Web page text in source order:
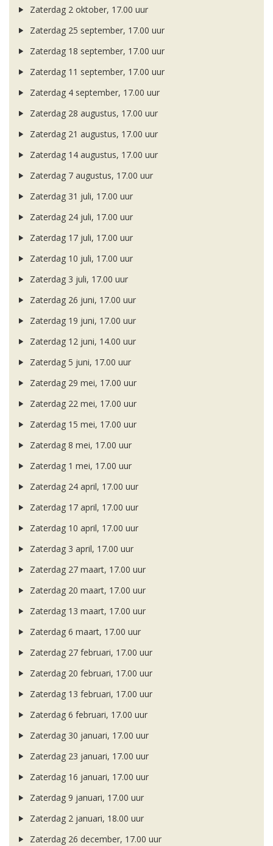
Zaterdag 2 oktober, 17.00 uur
Zaterdag 25 september, 17.00 uur
Zaterdag 18 september, 17.00 uur
Zaterdag 11 september, 17.00 uur
Zaterdag 4 september, 17.00 uur
Zaterdag 28 augustus, 17.00 uur
Zaterdag 21 augustus, 17.00 uur
Zaterdag 14 augustus, 17.00 uur
Zaterdag 7 augustus, 17.00 uur
Zaterdag 31 juli, 17.00 uur
Zaterdag 24 juli, 17.00 uur
Zaterdag 17 juli, 17.00 uur
Zaterdag 10 juli, 17.00 uur
Zaterdag 3 juli, 17.00 uur
Zaterdag 26 juni, 17.00 uur
Zaterdag 19 juni, 17.00 uur
Zaterdag 12 juni, 14.00 uur
Zaterdag 5 juni, 17.00 uur
Zaterdag 29 mei, 17.00 uur
Zaterdag 22 mei, 17.00 uur
Zaterdag 15 mei, 17.00 uur
Zaterdag 8 mei, 17.00 uur
Zaterdag 1 mei, 17.00 uur
Zaterdag 24 april, 17.00 uur
Zaterdag 17 april, 17.00 uur
Zaterdag 10 april, 17.00 uur
Zaterdag 3 april, 17.00 uur
Zaterdag 27 maart, 17.00 uur
Zaterdag 20 maart, 17.00 uur
Zaterdag 13 maart, 17.00 uur
Zaterdag 6 maart, 17.00 uur
Zaterdag 27 februari, 17.00 uur
Zaterdag 20 februari, 17.00 uur
Zaterdag 13 februari, 17.00 uur
Zaterdag 6 februari, 17.00 uur
Zaterdag 30 januari, 17.00 uur
Zaterdag 23 januari, 17.00 uur
Zaterdag 16 januari, 17.00 uur
Zaterdag 9 januari, 17.00 uur
Zaterdag 2 januari, 18.00 uur
Zaterdag 26 december, 17.00 uur